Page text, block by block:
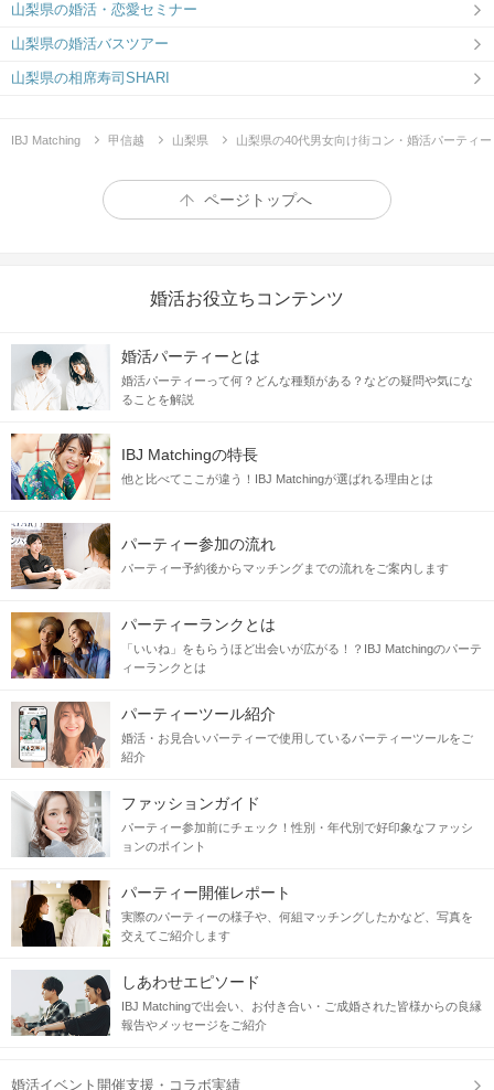
山梨県の婚活・恋愛セミナー
山梨県の婚活バスツアー
山梨県の相席寿司SHARI
IBJ Matching 甲信越 山梨県 山梨県の40代男女向け街コン・婚活パーティー
ページトップへ
婚活お役立ちコンテンツ
婚活パーティーとは
婚活パーティーって何？どんな種類がある？などの疑問や気にな
ることを解説
IBJ Matchingの特長
他と比べてここが違う！IBJ Matchingが選ばれる理由とは
パーティー参加の流れ
パーティー予約後からマッチングまでの流れをご案内します
パーティーランクとは
「いいね」をもらうほど出会いが広がる！？IBJ Matchingのパーテ
ィーランクとは
パーティーツール紹介
婚活・お見合いパーティーで使用しているパーティーツールをご
紹介
ファッションガイド
パーティー参加前にチェック！性別・年代別で好印象なファッシ
ョンのポイント
パーティー開催レポート
実際のパーティーの様子や、何組マッチングしたかなど、写真を
交えてご紹介します
しあわせエピソード
IBJ Matchingで出会い、お付き合い・ご成婚された皆様からの良縁
報告やメッセージをご紹介
婚活イベント開催支援・コラボ実績